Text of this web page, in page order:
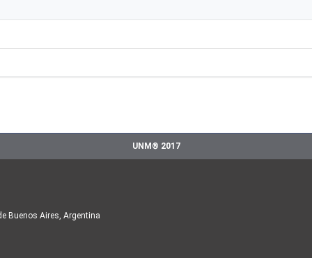
UNM® 2017
Buenos Aires, Argentina